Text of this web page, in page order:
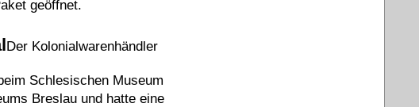
geöffnet.
Der Kolonialwarenhändler
Schlesischen Museum
Breslau und hatte eine